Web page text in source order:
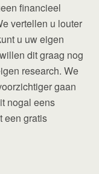
financieel
vertellen u louter
u uw eigen
dit graag nog
research. We
gaan
nogal eens
een gratis